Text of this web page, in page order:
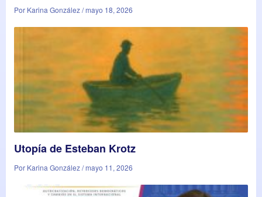
Por Karina González / mayo 18, 2026
Utopía de Esteban Krotz
Por Karina González / mayo 11, 2026